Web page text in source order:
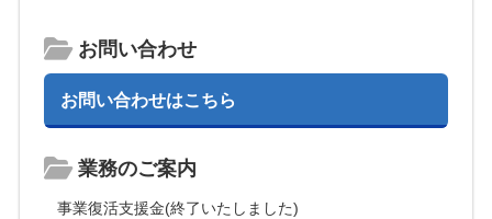
お問い合わせ
お問い合わせはこちら
業務のご案内
事業復活支援金(終了いたしました)